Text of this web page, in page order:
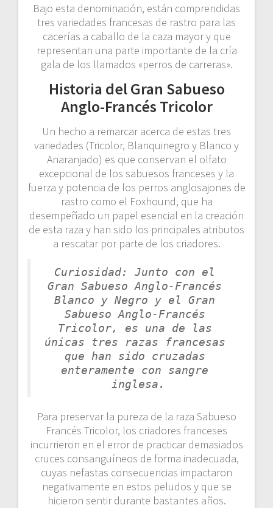
Bajo esta denominación, están comprendidas
tres variedades francesas de rastro para las
cacerías a caballo de la caza mayor y que
representan una parte importante de la cría
gala de los llamados «perros de carreras».
Historia del Gran Sabueso
Anglo-Francés Tricolor
Un hecho a remarcar acerca de estas tres
variedades (Tricolor, Blanquinegro y Blanco y
Anaranjado) es que conservan el olfato
excepcional de los sabuesos franceses y la
fuerza y potencia de los perros anglosajones de
rastro como el Foxhound, que ha
desempeñado un papel esencial en la creación
de esta raza y han sido los principales atributos
a rescatar por parte de los criadores.
Curiosidad: Junto con el
Gran Sabueso Anglo-Francés
Blanco y Negro y el Gran
Sabueso Anglo-Francés
Tricolor, es una de las
únicas tres razas francesas
que han sido cruzadas
enteramente con sangre
inglesa.
Para preservar la pureza de la raza Sabueso
Francés Tricolor, los criadores franceses
incurrieron en el error de practicar demasiados
cruces consanguíneos de forma inadecuada,
cuyas nefastas consecuencias impactaron
negativamente en estos peludos y que se
hicieron sentir durante bastantes años.